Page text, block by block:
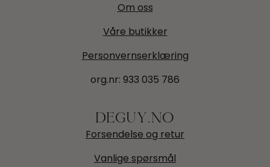
Om oss
Våre butikker
Personvernserklæring
org.nr: 933 035 786
Forsendelse og retur
Vanlige spørsmål